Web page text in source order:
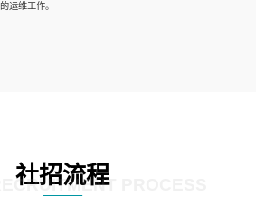
；
运维工作。
和流程。Jenkins工具使用；
化，如mysql、nginx等；
社招流程 PROCESS